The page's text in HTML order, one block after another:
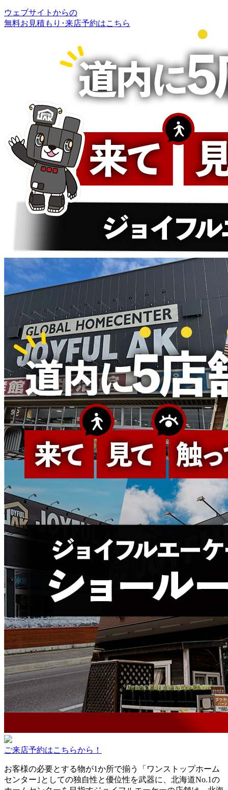
ウェブサイトからの
無料お見積もり･来店予約はこちら
ご来店予約はこちらから！
お客様の必要とする物が1か所で揃う
「ワンストップホーム
センター｣ としての独自性と優位性を武器に、 北海道No.1の